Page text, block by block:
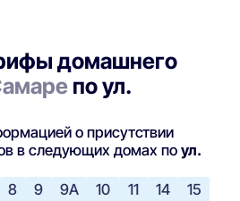
домашнего
по ул.
о присутствии
в следующих домах поул.
8 9 9А 10 11 14
15